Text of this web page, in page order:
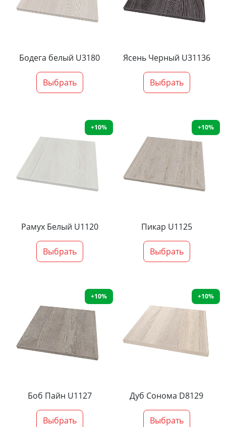
Бодега белый U3180
Выбрать
Ясень Черный U31136
Выбрать
+10%
Рамух Белый U1120
Выбрать
+10%
Пикар U1125
Выбрать
+10%
Боб Пайн U1127
Выбрать
+10%
Дуб Сонома D8129
Выбрать